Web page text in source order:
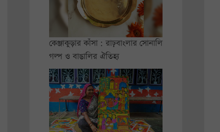
কেঞ্জাকুড়ার কাঁসা : রাঢ়বাংলার সোনালি
গল্প ও বাঙালির ঐতিহ্য